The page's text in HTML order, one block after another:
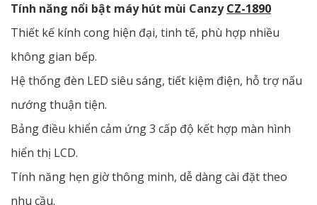
Tính năng nổi bật máy hút mùi Canzy CZ-1890
Thiết kế kính cong hiện đại, tinh tế, phù hợp nhiều
không gian bếp.
Hệ thống đèn LED siêu sáng, tiết kiệm điện, hỗ trợ nấu
nướng thuận tiện.
Bảng điều khiển cảm ứng 3 cấp độ kết hợp màn hình
hiển thị LCD.
Tính năng hẹn giờ thông minh, dễ dàng cài đặt theo
nhu cầu.